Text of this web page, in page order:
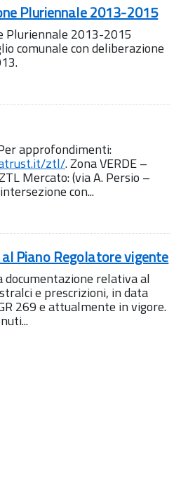
Pluriennale 2013-2015
Pluriennale 2013-2015
comunale con deliberazione
approfondimenti:
ztl/. Zona VERDE –
Mercato: (via A. Persio –
con...
Piano Regolatore vigente
documentazione relativa al
e prescrizioni, in data
269 e attualmente in vigore.